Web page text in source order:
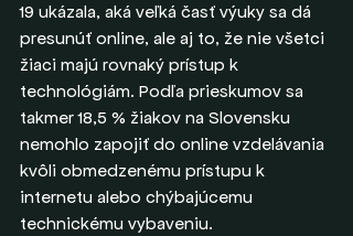
19 ukázala, aká veľká časť výuky sa dá
presunúť online, ale aj to, že nie všetci
žiaci majú rovnaký prístup k
technológiám. Podľa prieskumov sa
takmer 18,5 % žiakov na Slovensku
nemohlo zapojiť do online vzdelávania
kvôli obmedzenému prístupu k
internetu alebo chýbajúcemu
technickému vybaveniu.